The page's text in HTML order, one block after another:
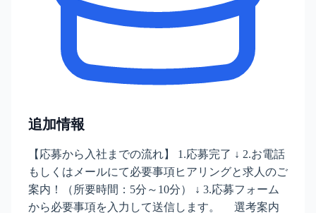
追加情報
【応募から入社までの流れ】 1.応募完了 ↓ 2.お電話
もしくはメールにて必要事項ヒアリングと求人のご
案内！（所要時間：5分～10分） ↓ 3.応募フォーム
から必要事項を入力して送信します。 選考案内